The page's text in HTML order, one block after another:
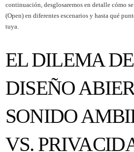
continuación, desglosaremos en detalle cómo
(Open) en diferentes escenarios y hasta qué
tuya.
EL DILEMA
DISEÑO
SONIDO
VS.